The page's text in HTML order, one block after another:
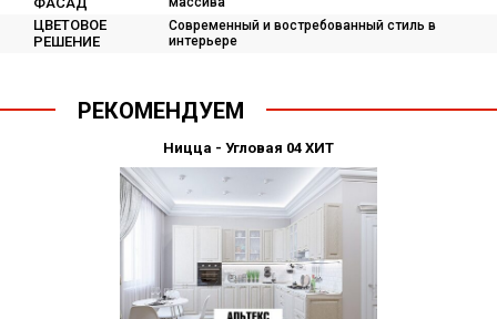
ЦВЕТОВОЕ
РЕШЕНИЕ
Современный и востребованный стиль в
интерьере
РЕКОМЕНДУЕМ
Ницца - Угловая 04 ХИТ